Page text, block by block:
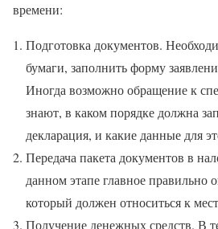
времени:
Подготовка документов.
бумаги, заполнить форму
Иногда возможно обращение к
знают, в каком порядке должна
декларация, и какие данные для
Передача пакета документов в
данном этапе главное правильно
который должен относиться к
Получение денежных средств. В